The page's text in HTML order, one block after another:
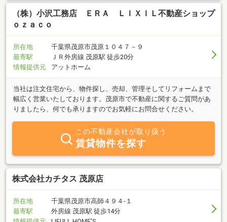
（株）小沢工務店 ＥＲＡ ＬＩＸＩＬ不動産ショップ
ｏｚａｃｏ
所在地
千葉県茂原市茂原１０４７－９
最寄駅
ＪＲ外房線 茂原駅 徒歩20分
情報提供元
アットホーム
当社は注文住宅から、物件探し、売却、管理そしてリフォームまで
幅広く営業いたしております。茂原市で不動産に関するご質問があ
りましたら、何でも承りますのでお気軽にお問合せください。
この不動産会社が取り扱う
賃貸物件を探す
株式会社カチタス 茂原店
所在地
千葉県茂原市高師４９４‐１
最寄駅
外房線 茂原駅 徒歩14分